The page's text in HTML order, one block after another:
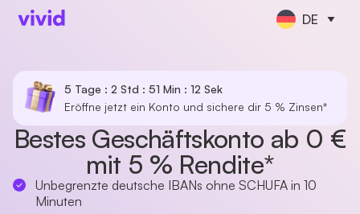
DE
5 Tage : 2 Std : 51 Min : 12 Sek
Eröffne jetzt ein Konto und sichere dir 5 % Zinsen*
Bestes Geschäftskonto ab 0 €
mit 5 % Rendite*
Unbegrenzte deutsche IBANs ohne SCHUFA in 10
Minuten